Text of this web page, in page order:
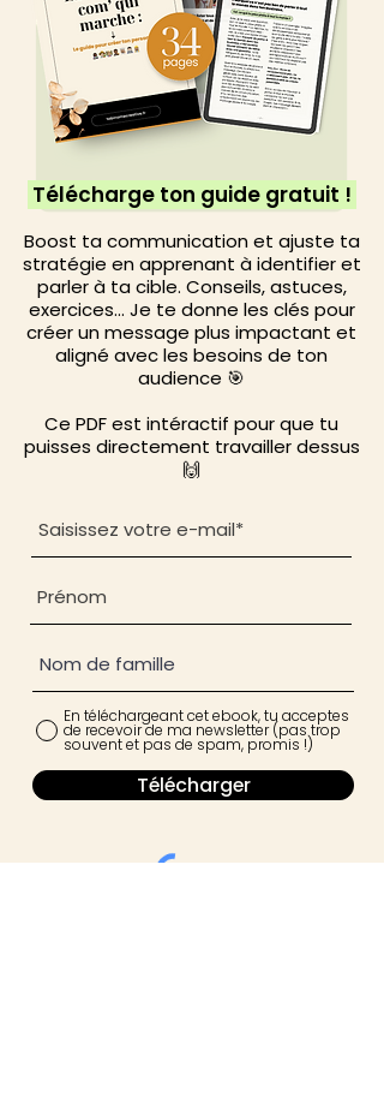
Télécharge ton guide gratuit !
Boost ta communication et ajuste ta
stratégie en apprenant à identifier et
parler à ta cible. Conseils, astuces,
exercices... Je te donne les clés pour
créer un message plus impactant et
aligné avec les besoins de ton
audience 🎯
Ce PDF est intéractif pour que tu
puisses directement travailler dessus
🙌
En téléchargeant cet ebook, tu acceptes
de recevoir de ma newsletter (pas trop
souvent et pas de spam, promis !)
Télécharger